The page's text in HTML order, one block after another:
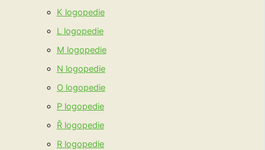
K logopedie
L logopedie
M logopedie
N logopedie
O logopedie
P logopedie
Ř logopedie
R logopedie